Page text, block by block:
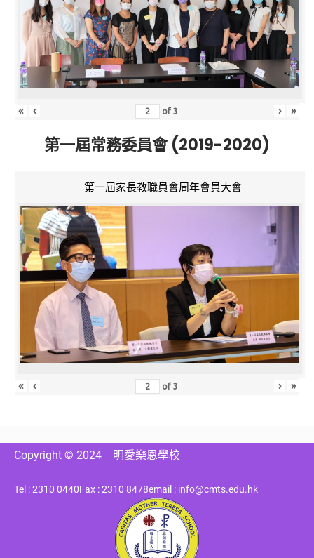
« ‹ of3 › »
第一屆常務委員會 (2019-2020)
第一屆家長教職員會周年會員大會
« ‹ of3 › »
Copyright © 2024 明愛樂恩學校
Tel : 2310 0440Fax : 2310 8478email : info@cmts.edu.hk